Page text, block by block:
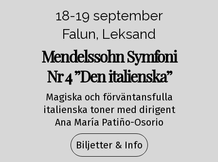
18-19 september
Falun, Leksand
Mendelssohn Symfoni
Nr 4 ”Den italienska”
Magiska och förväntansfulla
italienska toner med dirigent
Ana María Patiño-Osorio
Biljetter & Info